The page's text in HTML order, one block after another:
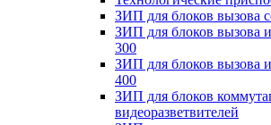
ЗИП для блоков вызова
ЗИП для блоков вызова
300
ЗИП для блоков вызова
400
ЗИП для блоков
видеоразветвителей